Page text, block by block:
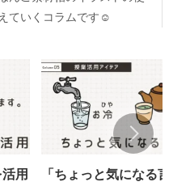
ていくコラムです☺︎
用
「ちょっと気になる言葉